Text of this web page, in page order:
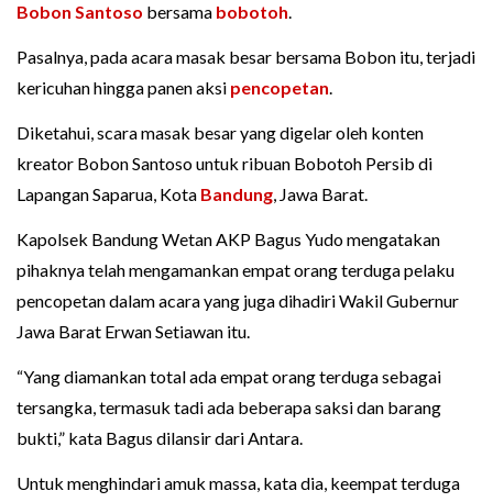
Bobon Santoso bersama bobotoh.
Pasalnya, pada acara masak besar bersama Bobon itu, terjadi
kericuhan hingga panen aksi pencopetan.
Diketahui, scara masak besar yang digelar oleh konten
kreator Bobon Santoso untuk ribuan Bobotoh Persib di
Lapangan Saparua, Kota Bandung, Jawa Barat.
Kapolsek Bandung Wetan AKP Bagus Yudo mengatakan
pihaknya telah mengamankan empat orang terduga pelaku
pencopetan dalam acara yang juga dihadiri Wakil Gubernur
Jawa Barat Erwan Setiawan itu.
“Yang diamankan total ada empat orang terduga sebagai
tersangka, termasuk tadi ada beberapa saksi dan barang
bukti,” kata Bagus dilansir dari Antara.
Untuk menghindari amuk massa, kata dia, keempat terduga